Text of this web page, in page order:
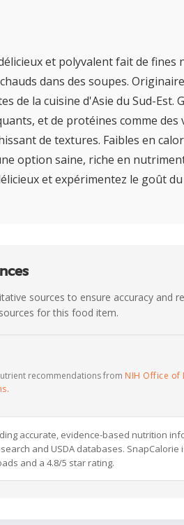
et polyvalent fait de fines
dans des soupes.
de la cuisine d'Asie du Sud-Est.
et de protéines comme des
de textures. Faibles en
option saine, riche en
et expérimentez le goût
sources to ensure accuracy and
for this food item.
recommendations from NIH Office of
.
accurate, evidence-based nutrition
and USDA databases. SnapCalorie
and a 4.8/5 star rating.